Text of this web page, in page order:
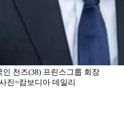
천즈(38) 프린스그룹 회장
진=캄보디아 데일리